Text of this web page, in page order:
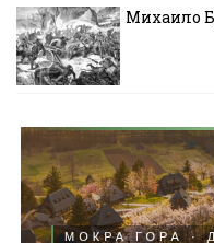
Михаило